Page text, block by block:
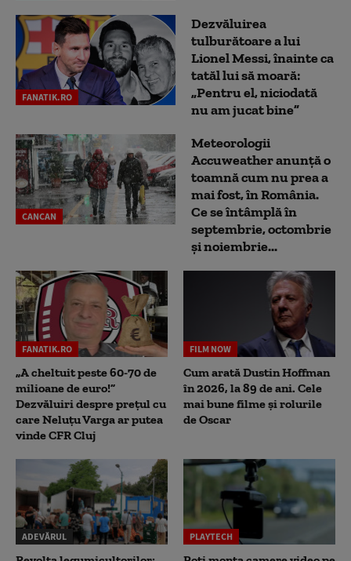
FANATIK.RO
Dezvăluirea
tulburătoare a lui
Lionel Messi, înainte ca
tatăl lui să moară:
„Pentru el, niciodată
nu am jucat bine”
CANCAN
Meteorologii
Accuweather anunță o
toamnă cum nu prea a
mai fost, în România.
Ce se întâmplă în
septembrie, octombrie
și noiembrie...
FANATIK.RO
„A cheltuit peste 60-70 de
milioane de euro!”
Dezvăluiri despre prețul cu
care Neluțu Varga ar putea
vinde CFR Cluj
FILM NOW
Cum arată Dustin Hoffman
în 2026, la 89 de ani. Cele
mai bune filme și rolurile
de Oscar
ADEVĂRUL PLAYTECH